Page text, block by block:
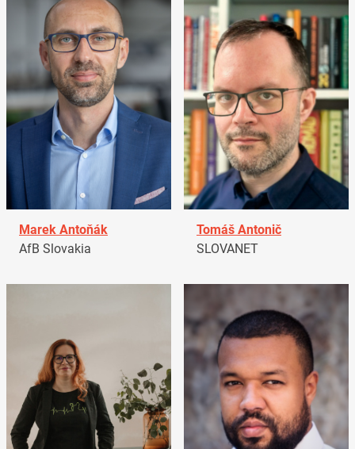
Marek Antoňák
AfB Slovakia
Tomáš Antonič
SLOVANET